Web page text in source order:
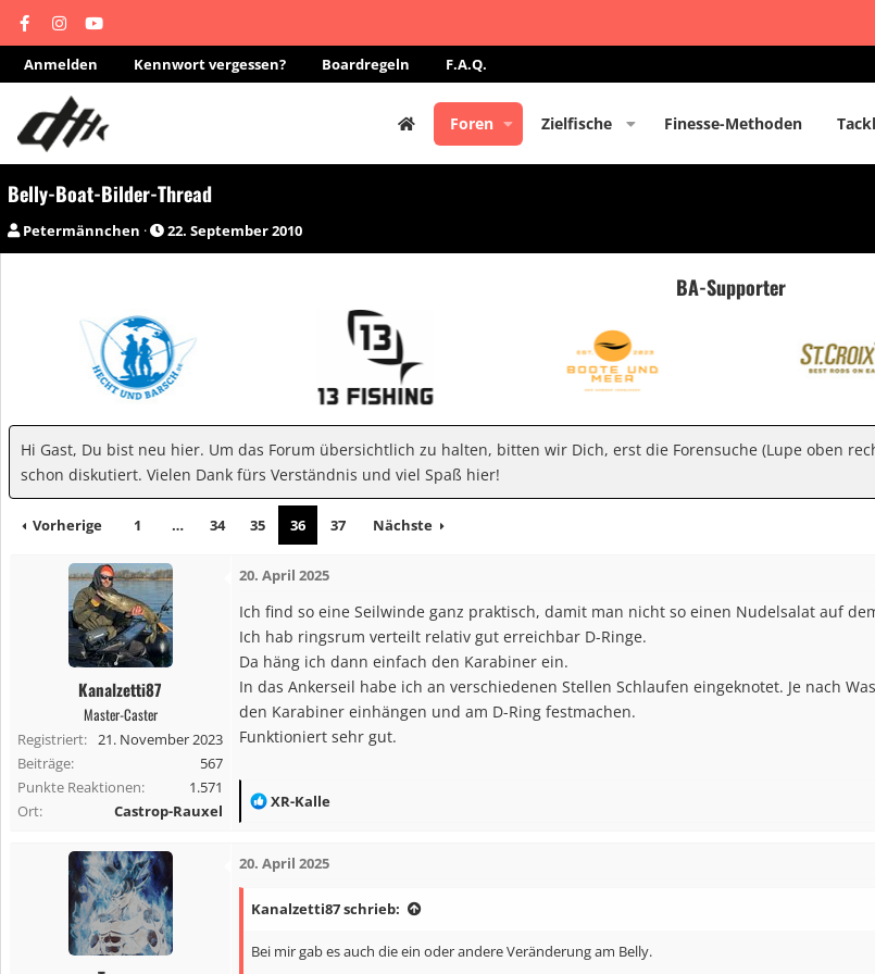
Anmelden Kennwort vergessen? Boardregeln F.A.Q.
Foren Zielfische Finesse-Methoden
Belly-Boat-Bilder-Thread
E
r
r
Petermännchen
E
r
e
l
l
a
m
22. September 2010
BA-Supporter
Hi Gast, Du bist neu hier. Um das Forum übersichtlich zu halten, bitten wir Dich, erst die Forensuche (Lupe oben
schon diskutiert. Vielen Dank fürs Verständnis und viel Spaß hier!
Vorherige 1 … 34 35 36 37 Nächste
Kanalzetti87
Master-Caster
Registriert
21. November 2023
Beiträge
567
Punkte Reaktionen
1.571
Ort
Castrop-Rauxel
20. April 2025
Ich find so eine Seilwinde ganz praktisch, damit man nicht so einen Nudelsalat auf
Ich hab ringsrum verteilt relativ gut erreichbar D-Ringe.
Da häng ich dann einfach den Karabiner ein.
In das Ankerseil habe ich an verschiedenen Stellen Schlaufen eingeknotet. Je nach
den Karabiner einhängen und am D-Ring festmachen.
Funktioniert sehr gut.
R
k
i
o
XR-Kalle
20. April 2025
Kanalzetti87 schrieb:
Bei mir gab es auch die ein oder andere Veränderung am Belly.